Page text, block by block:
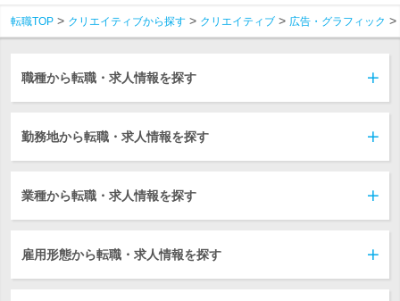
転職TOP クリエイティブから探す クリエイティブ 広告・グラフィック
職種から転職・求人情報を探す
勤務地から転職・求人情報を探す
業種から転職・求人情報を探す
雇用形態から転職・求人情報を探す